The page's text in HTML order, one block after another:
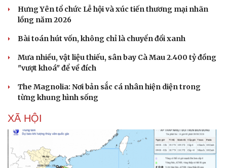
Du lịch
Săn Tour
check-in
Podcast
Đọc truyện đêm khuya
Hạt giống tâm hồn
Hưng Yên tổ chức Lễ hội và xúc tiến thương mại nhãn
lồng năm 2026
Bài toán hút vốn, không chỉ là chuyển đổi xanh
Mưa nhiều, vật liệu thiếu, sân bay Cà Mau 2.400 tỷ đồng
"vượt khoá" để về đích
The Magnolia: Nơi bản sắc cá nhân hiện diện trong
từng khung hình sống
XÃ HỘI